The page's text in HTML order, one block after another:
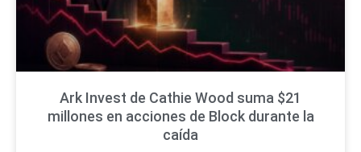
Ark Invest de Cathie Wood suma $21
millones en acciones de Block durante la
caída